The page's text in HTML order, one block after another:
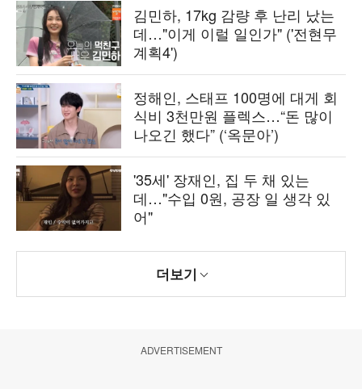
김민하, 17kg 감량 후 난리 났는
데…"이게 이럴 일인가" ('전현무
계획4')
정해인, 스태프 100명에 대게 회
식비 3천만원 플렉스…“돈 많이
나오긴 했다” (‘옥문아’)
'35세' 장재인, 집 두 채 있는
데…"수입 0원, 공장 일 생각 있
어"
더보기
ADVERTISEMENT